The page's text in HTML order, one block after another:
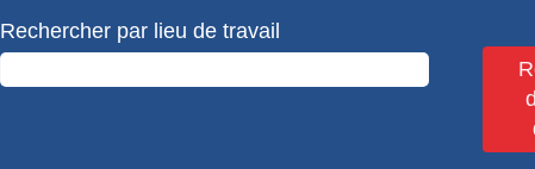
Rechercher par lieu de travail